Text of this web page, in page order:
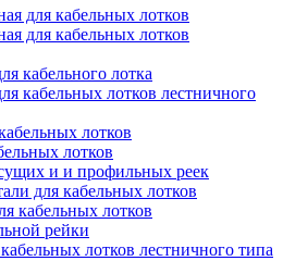
для кабельных лотков
для кабельных лотков
кабельного лотка
кабельных лотков лестничного
лотков
лотков
и и профильных реек
для кабельных лотков
кабельных лотков
рейки
лотков лестничного типа